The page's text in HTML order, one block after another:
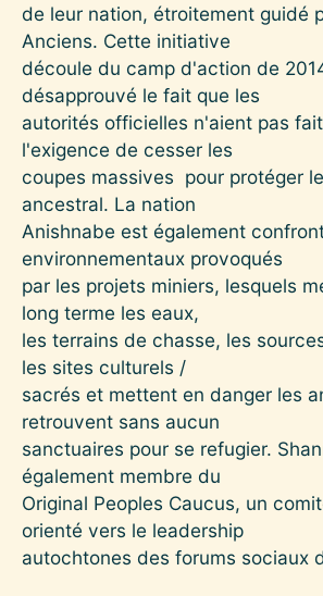
de leur nation, étroitement guidé
Anciens. Cette initiative
découle du camp d'action de
désapprouvé le fait que les
autorités officielles n'aient pas
l'exigence de cesser les
coupes massives pour protéger
ancestral. La nation
Anishnabe est également
environnementaux provoqués
par les projets miniers, lesquels
long terme les eaux,
les terrains de chasse, les
les sites culturels /
sacrés et mettent en danger les
retrouvent sans aucun
sanctuaires pour se refugier.
également membre du
Original Peoples Caucus, un
orienté vers le leadership
autochtones des forums sociaux